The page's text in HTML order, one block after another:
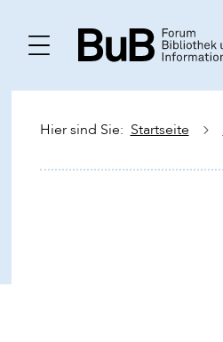
Hier sind Sie: Startseite